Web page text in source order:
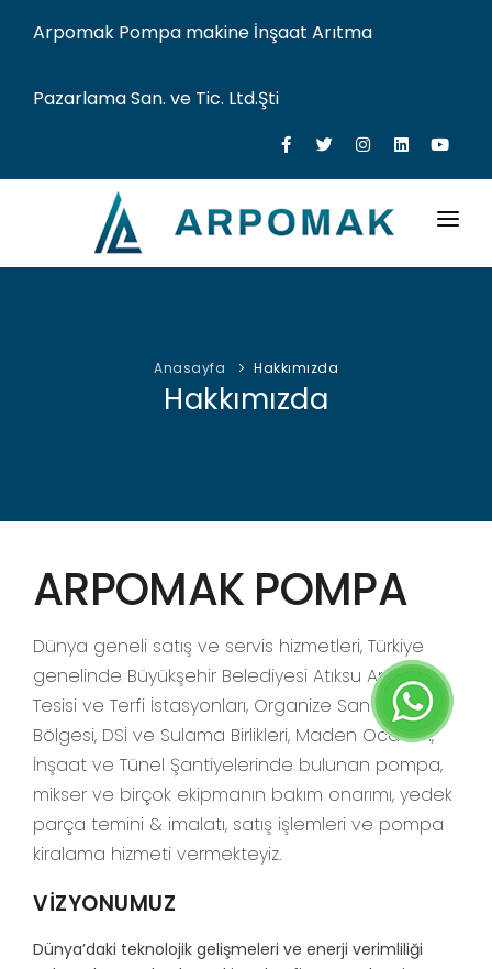
Arpomak Pompa makine İnşaat Arıtma
Pazarlama San. ve Tic. Ltd.Şti
KURUMSAL
FAALİYET ALANLARIMIZ
ÇALIŞMALARIMIZ
İK
İLETİŞİM
Anasayfa Hakkımızda
Hakkımızda
ARPOMAK POMPA
Dünya geneli satış ve servis hizmetleri, Türkiye
genelinde Büyükşehir Belediyesi Atıksu Arıtma
Tesisi ve Terfi İstasyonları, Organize Sanayi
Bölgesi, DSİ ve Sulama Birlikleri, Maden Ocakları,
İnşaat ve Tünel Şantiyelerinde bulunan pompa,
mikser ve birçok ekipmanın bakım onarımı, yedek
parça temini & imalatı, satış işlemleri ve pompa
kiralama hizmeti vermekteyiz.
VİZYONUMUZ
Dünya’daki teknolojik gelişmeleri ve enerji verimliliği